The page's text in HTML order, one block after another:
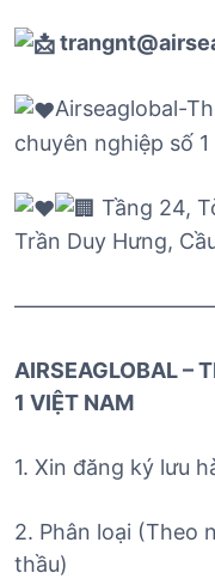
Airseaglobal-
chuyên nghiệp số
Tầng 24,
Trần Duy Hưng,
AIRSEAGLOBAL –
1 VIỆT NAM
1. Xin đăng ký lưu
2. Phân loại (Theo
thầu)